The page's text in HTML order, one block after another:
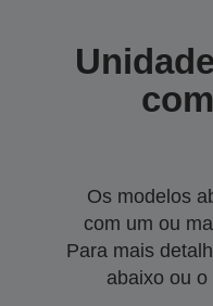
Os modelos
com um ou
Para mais
abaixo ou